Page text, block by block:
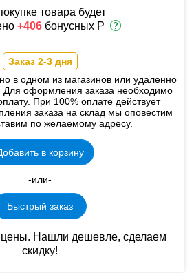
товара будет
+406 бонусных Р
Заказ 2-3 дня
в одном из магазинов или удаленно
Для оформления заказа необходимо
При 100% оплате действует
заказа на склад мы оповестим
по желаемому адресу.
в корзину
-или-
Быстрый заказ
цены. Нашли дешевле, сделаем
скидку!